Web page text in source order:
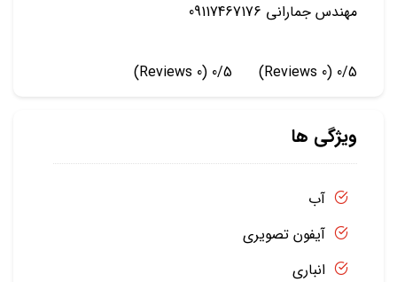
مهندس جمارانی 09117467176
0/5
(0 Reviews)
0/5
(0 Reviews)
ویژگی ها
آب
آیفون تصویری
انباری